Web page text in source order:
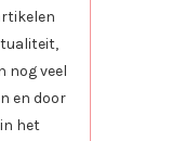
nog veel
en door
het